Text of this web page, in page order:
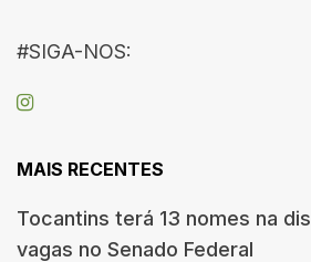
#SIGA-NOS:
MAIS RECENTES
Tocantins terá 13 nomes na
vagas no Senado Federal